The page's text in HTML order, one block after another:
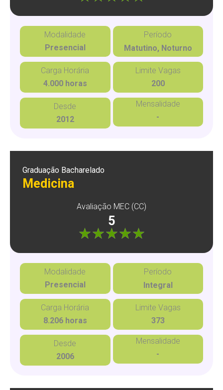
Modalidade
Presencial
Período
Matutino, Noturno
Carga Horária
4.000 horas
Limite Vagas
200
Desde
2012
Mensalidade
-
Graduação Bacharelado
Medicina
Avaliação MEC (CC)
5
Modalidade
Presencial
Período
Integral
Carga Horária
8.206 horas
Limite Vagas
373
Desde
2006
Mensalidade
-